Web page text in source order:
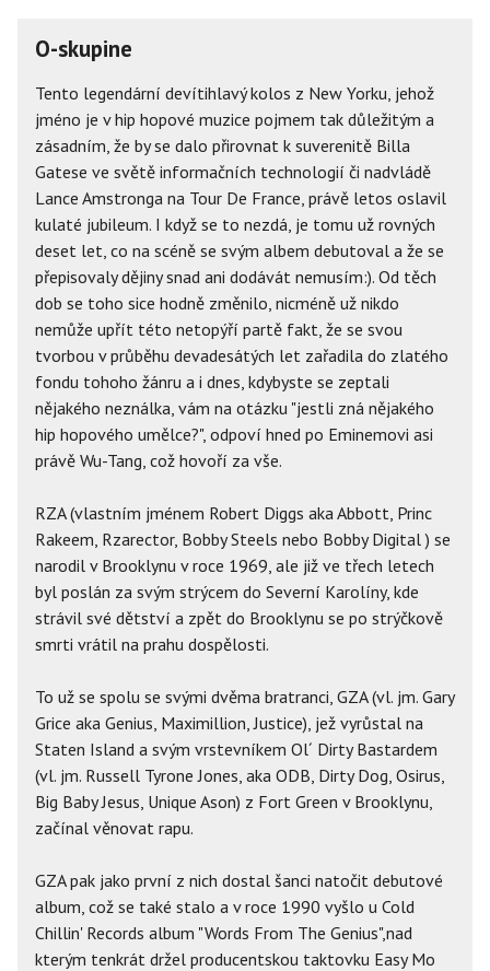
O-skupine
Tento legendární devítihlavý kolos z New Yorku, jehož
jméno je v hip hopové muzice pojmem tak důležitým a
zásadním, že by se dalo přirovnat k suverenitě Billa
Gatese ve světě informačních technologií či nadvládě
Lance Amstronga na Tour De France, právě letos oslavil
kulaté jubileum. I když se to nezdá, je tomu už rovných
deset let, co na scéně se svým albem debutoval a že se
přepisovaly dějiny snad ani dodávát nemusím:). Od těch
dob se toho sice hodně změnilo, nicméně už nikdo
nemůže upřít této netopýří partě fakt, že se svou
tvorbou v průběhu devadesátých let zařadila do zlatého
fondu tohoho žánru a i dnes, kdybyste se zeptali
nějakého neználka, vám na otázku "jestli zná nějakého
hip hopového umělce?", odpoví hned po Eminemovi asi
právě Wu-Tang, což hovoří za vše.
RZA (vlastním jménem Robert Diggs aka Abbott, Princ
Rakeem, Rzarector, Bobby Steels nebo Bobby Digital ) se
narodil v Brooklynu v roce 1969, ale již ve třech letech
byl poslán za svým strýcem do Severní Karolíny, kde
strávil své dětství a zpět do Brooklynu se po strýčkově
smrti vrátil na prahu dospělosti.
To už se spolu se svými dvěma bratranci, GZA (vl. jm. Gary
Grice aka Genius, Maximillion, Justice), jež vyrůstal na
Staten Island a svým vrstevníkem Ol´ Dirty Bastardem
(vl. jm. Russell Tyrone Jones, aka ODB, Dirty Dog, Osirus,
Big Baby Jesus, Unique Ason) z Fort Green v Brooklynu,
začínal věnovat rapu.
GZA pak jako první z nich dostal šanci natočit debutové
album, což se také stalo a v roce 1990 vyšlo u Cold
Chillin' Records album "Words From The Genius",nad
kterým tenkrát držel producentskou taktovku Easy Mo